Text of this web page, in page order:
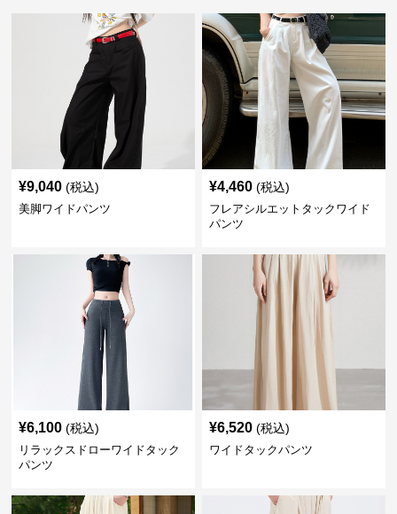
¥9,040 (税込)
美脚ワイドパンツ
¥4,460 (税込)
フレアシルエットタックワイド
パンツ
¥6,100 (税込)
リラックスドローワイドタック
パンツ
¥6,520 (税込)
ワイドタックパンツ